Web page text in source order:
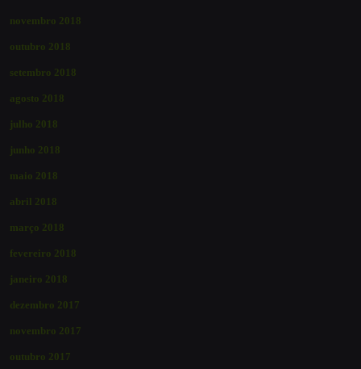
novembro 2018
outubro 2018
setembro 2018
agosto 2018
julho 2018
junho 2018
maio 2018
abril 2018
março 2018
fevereiro 2018
janeiro 2018
dezembro 2017
novembro 2017
outubro 2017